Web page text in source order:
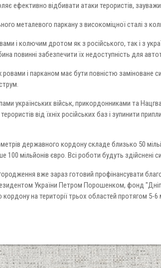
ефективно відбивати атаки терористів,
металевого паркану з високоміцної сталі з
і колючим дротом як з російського, так і з
повинні забезпечити їх недоступність для
і парканом має бути повністю заміноване
українських військ, прикордонниками та
від їхніх російських баз і зупинити
державного кордону складе близько 50
мільйонів євро. Всі роботи будуть здійснені
вже зараз готовий профінансувати
України Петром Порошенком, фонд
на території трьох областей протягом 5-6